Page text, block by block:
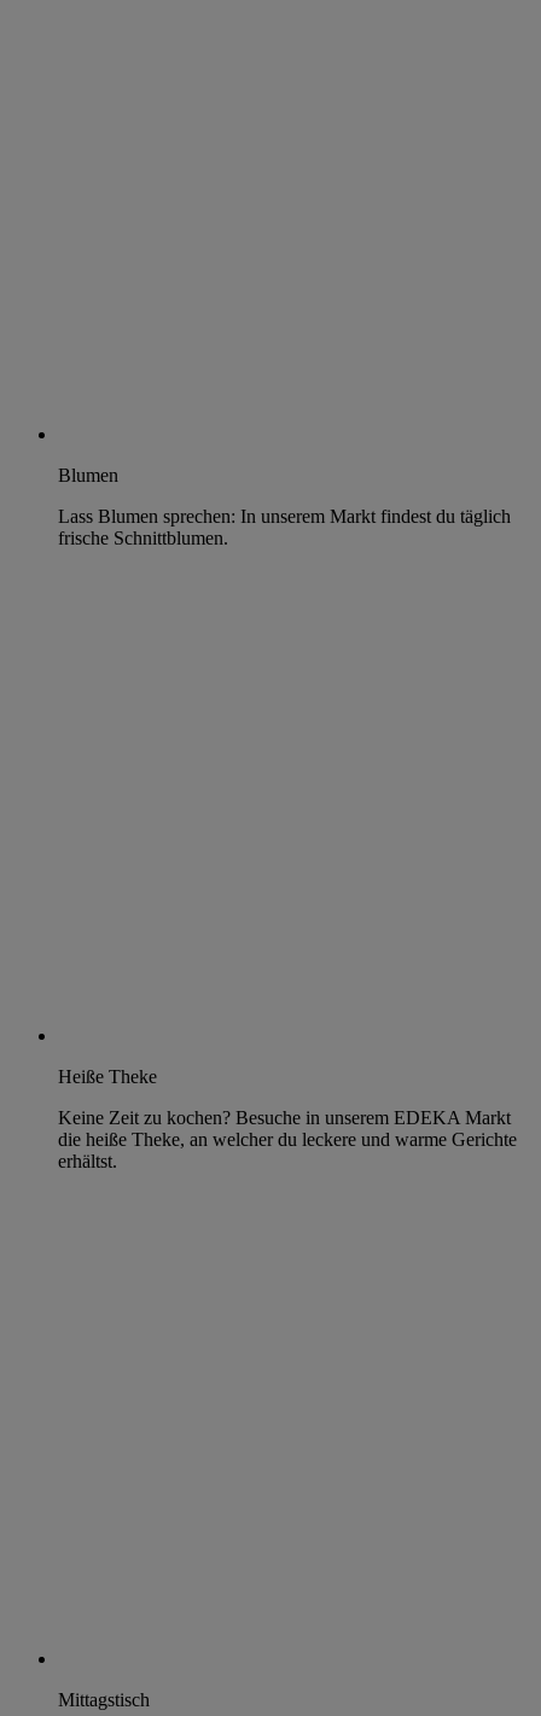
Blumen
Lass Blumen sprechen: In unserem Markt findest du täglich
frische Schnittblumen.
Heiße Theke
Keine Zeit zu kochen? Besuche in unserem EDEKA Markt
die heiße Theke, an welcher du leckere und warme Gerichte
erhältst.
Mittagstisch